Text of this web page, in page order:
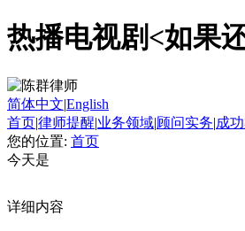
热播电视剧<如果
简体中文|English
首页|律师提醒|业务领域|顾问实务|成
您的位置: 首页
今天是
详细内容